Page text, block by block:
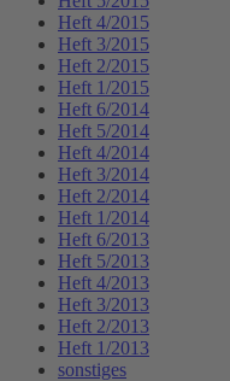
Heft 4/2015
Heft 3/2015
Heft 2/2015
Heft 1/2015
Heft 6/2014
Heft 5/2014
Heft 4/2014
Heft 3/2014
Heft 2/2014
Heft 1/2014
Heft 6/2013
Heft 5/2013
Heft 4/2013
Heft 3/2013
Heft 2/2013
Heft 1/2013
sonstiges